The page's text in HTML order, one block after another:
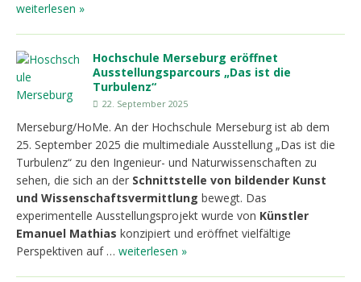
weiterlesen »
Hochschule Merseburg eröffnet
Ausstellungsparcours „Das ist die
Turbulenz“
22. September 2025
Merseburg/HoMe. An der Hochschule Merseburg ist ab dem
25. September 2025 die multimediale Ausstellung „Das ist die
Turbulenz“ zu den Ingenieur- und Naturwissenschaften zu
sehen, die sich an der Schnittstelle von bildender Kunst
und Wissenschaftsvermittlung bewegt. Das
experimentelle Ausstellungsprojekt wurde von Künstler
Emanuel Mathias konzipiert und eröffnet vielfältige
Perspektiven auf … weiterlesen »